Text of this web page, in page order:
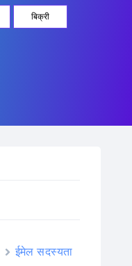
बिक्री
ईमेल सदस्यता